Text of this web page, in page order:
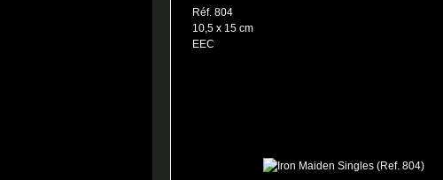
Réf. 804
10,5 x 15 cm
EEC